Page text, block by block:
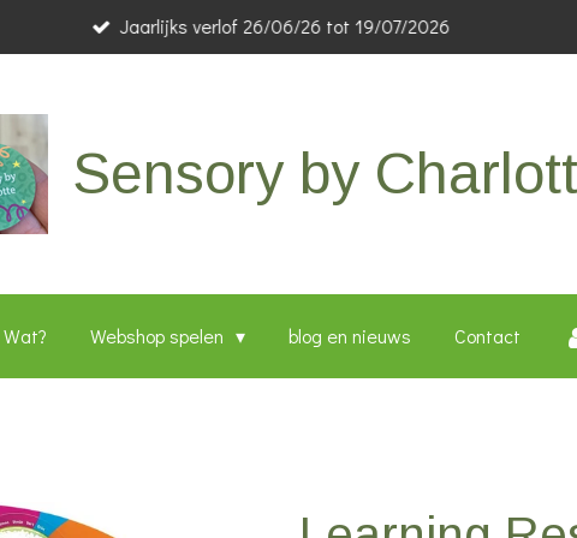
Jaarlijks verlof 26/06/26 tot 19/07/2026
Sensory by
Wat? Webshop spelen blog en nieuws Contact